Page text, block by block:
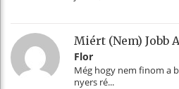
Miért (nem) Jobb
Flor
Még hogy nem finom a
nyers ré...